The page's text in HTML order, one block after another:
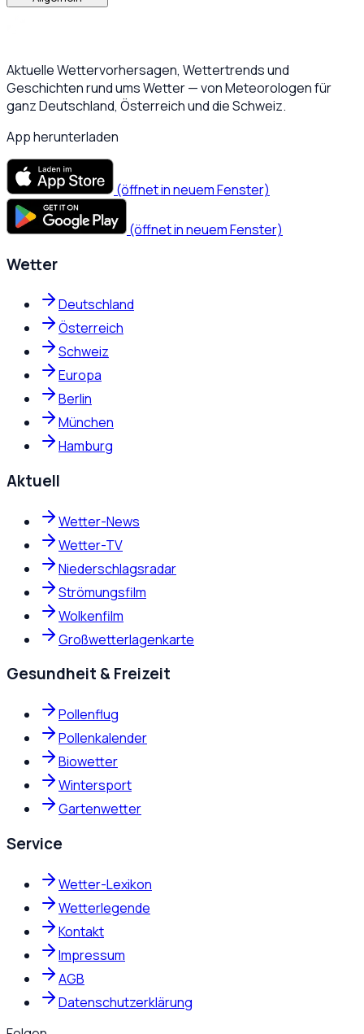
Aktuelle Wettervorhersagen, Wettertrends und
Geschichten rund ums Wetter — von Meteorologen für
ganz Deutschland, Österreich und die Schweiz.
App herunterladen
(öffnet in neuem Fenster)
(öffnet in neuem Fenster)
Wetter
Deutschland
Österreich
Schweiz
Europa
Berlin
München
Hamburg
Aktuell
Wetter-News
Wetter-TV
Niederschlagsradar
Strömungsfilm
Wolkenfilm
Großwetterlagenkarte
Gesundheit & Freizeit
Pollenflug
Pollenkalender
Biowetter
Wintersport
Gartenwetter
Service
Wetter-Lexikon
Wetterlegende
Kontakt
Impressum
AGB
Datenschutzerklärung